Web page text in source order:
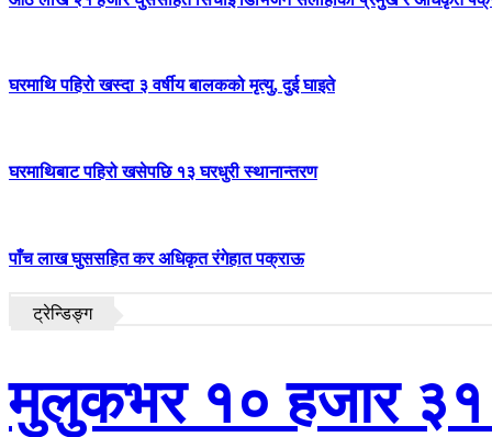
घरमाथि पहिरो खस्दा ३ वर्षीय बालकको मृत्यु, दुई घाइते
घरमाथिबाट पहिरो खसेपछि १३ घरधुरी स्थानान्तरण
पाँच लाख घुससहित कर अधिकृत रंगेहात पक्राऊ
ट्रेन्डिङ्ग
मुलुकभर १० हजार